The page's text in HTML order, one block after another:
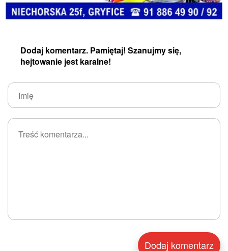
Dodaj komentarz. Pamiętaj! Szanujmy się,
hejtowanie jest karalne!